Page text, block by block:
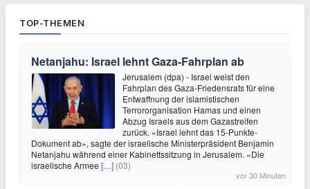
TOP-THEMEN
Netanjahu: Israel lehnt Gaza-Fahrplan ab
Jerusalem (dpa) - Israel weist den
Fahrplan des Gaza-Friedensrats für eine
Entwaffnung der islamistischen
Terrororganisation Hamas und einen
Abzug Israels aus dem Gazastreifen
zurück. «Israel lehnt das 15-Punkte-
Dokument ab», sagte der israelische Ministerpräsident Benjamin
Netanjahu während einer Kabinettssitzung in Jerusalem. «Die
israelische Armee […] (03)
vor 30 Minuten